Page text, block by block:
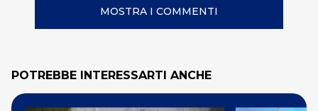
MOSTRA I COMMENTI
POTREBBE INTERESSARTI ANCHE